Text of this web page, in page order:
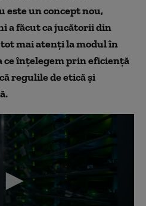
un concept nou,
a făcut ca jucătorii din
mai atenți la modul în
ce înțelegem prin eficiență
regulile de etică și